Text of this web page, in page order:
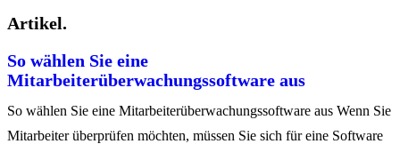
Artikel.
So wählen Sie eine
Mitarbeiterüberwachungssoftware aus
So wählen Sie eine Mitarbeiterüberwachungssoftware aus Wenn Sie
Mitarbeiter überprüfen möchten, müssen Sie sich für eine Software